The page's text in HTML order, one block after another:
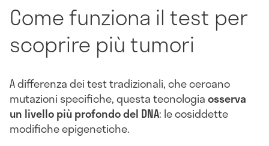
Come funziona il test per
scoprire più tumori
A differenza dei test tradizionali, che cercano
mutazioni specifiche, questa tecnologiaosserva
un livello più profondo del DNA: le cosiddette
modifiche epigenetiche.